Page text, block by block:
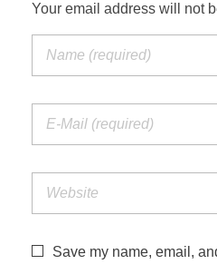
Your email address will not
Save my name, email,